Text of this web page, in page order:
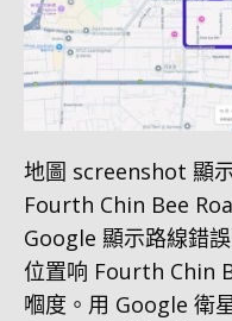
地圖 screenshot 顯
Fourth Chin Bee
Google 顯示路線錯
位置响 Fourth Chin
嗰度。用 Google 衛